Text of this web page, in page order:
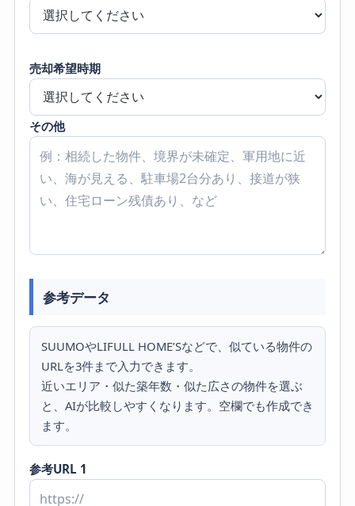
売却希望時期
その他
参考データ
SUUMOやLIFULL HOME’Sなどで、似ている物件の
URLを3件まで入力できます。
近いエリア・似た築年数・似た広さの物件を選ぶ
と、AIが比較しやすくなります。空欄でも作成でき
ます。
参考URL 1